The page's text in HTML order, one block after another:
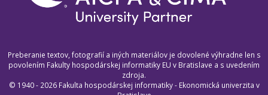
Preberanie textov, fotografií a iných materiálov je dovolené výhradne len s
povolením Fakulty hospodárskej informatiky EU v Bratislave a s uvedením
zdroja.
© 1940 - 2026 Fakulta hospodárskej informatiky - Ekonomická univerzita v